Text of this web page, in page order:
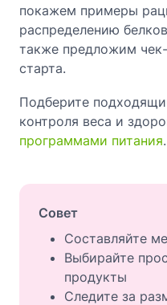
покажем примеры
распределению
также предложим
старта.
Подберите
контроля веса и
программами питания.
Совет
Составляйте
Выбирайте
продукты
Следите за